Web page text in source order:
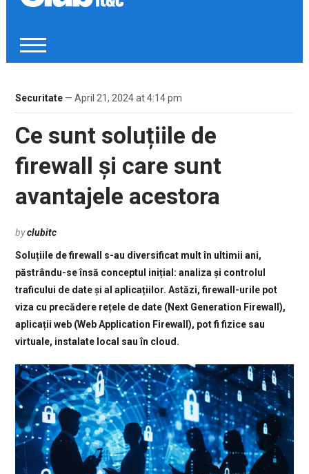
Securitate— April 21, 2024 at 4:14 pm
Ce sunt soluțiile de
firewall și care sunt
avantajele acestora
byclubitc
Soluțiile de firewall s-au diversificat mult în ultimii ani,
păstrându-se însă conceptul inițial: analiza și controlul
traficului de date și al aplicațiilor. Astăzi, firewall-urile pot
viza cu precădere rețele de date (Next Generation Firewall),
aplicații web (Web Application Firewall), pot fi fizice sau
virtuale, instalate local sau în cloud.